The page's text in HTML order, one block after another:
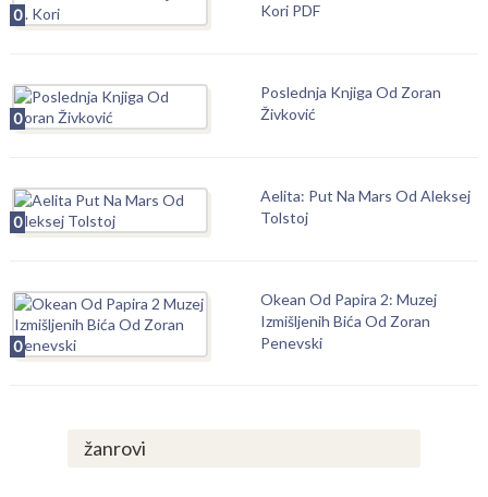
0
Kori PDF
0
Poslednja Knjiga Od Zoran
Živković
0
Aelita: Put Na Mars Od Aleksej
Tolstoj
0
Okean Od Papira 2: Muzej
Izmišljenih Bića Od Zoran
Penevski
žanrovi